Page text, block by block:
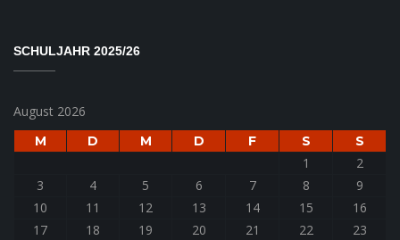
SCHULJAHR 2025/26
August 2026
M D M D F S S
1
2
3
4 5 6 7 8
9
10
11 12 13 14 15
16
17
18 19 20 21 22
23